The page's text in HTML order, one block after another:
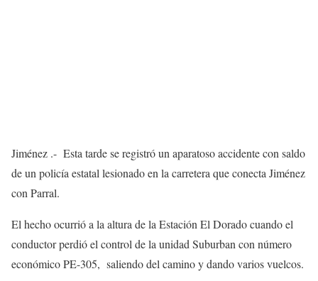
Jiménez .- Esta tarde se registró un aparatoso accidente con saldo
de un policía estatal lesionado en la carretera que conecta Jiménez
con Parral.
El hecho ocurrió a la altura de la Estación El Dorado cuando el
conductor perdió el control de la unidad Suburban con número
económico PE-305, saliendo del camino y dando varios vuelcos.